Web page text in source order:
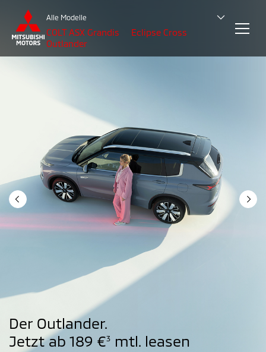
Alle Modelle
COLT ASX Grandis
Eclipse Cross
Outlander
Der Outlander.
Jetzt ab 189 €3 mtl. leasen